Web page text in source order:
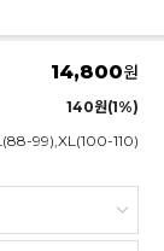
14,800원
140원(1%)
99),XL(100-110)